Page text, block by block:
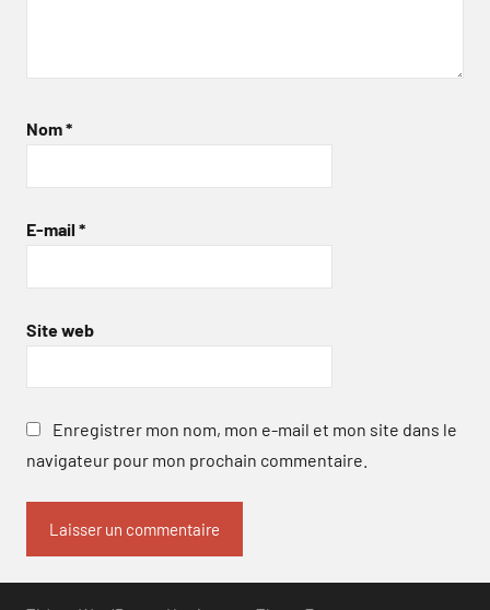
Nom*
E-mail *
Site web
Enregistrer mon nom, mon e-mail et mon site dans le
navigateur pour mon prochain commentaire.